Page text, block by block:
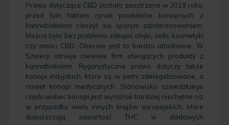
Prawo dotyczące CBD zostało zaostrzone w 2019 roku,
przed tym faktem rynek produktów konopnych z
kannabidiolem cieszył się sporym zainteresowaniem.
Można było bez problemu zakupić olejki, żelki, kosmetyki
czy maści CBD. Obecnie jest to bardzo utrudnione. W
Szwecji istnieje niewiele firm oferujących produkty z
kannabidiolem. Rygorystyczne prawo dotyczy także
konopi indyjskich, które są w pełni zdelegalizowane, a
nawet konopi medycznych. Stanowisko szwedzkiego
rządu wobec konopi jest wyraźnie bardziej niechętne niż
w przypadku wielu innych krajów europejskich, które
dopuszczają zawartość THC w śladowych